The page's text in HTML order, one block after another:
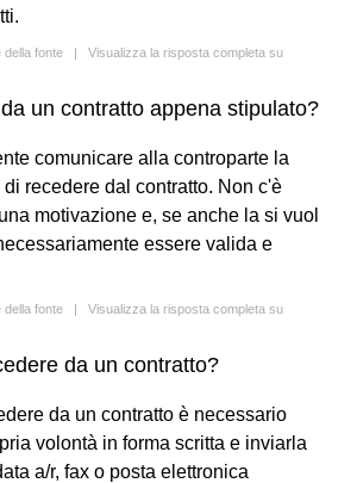
della fonte | Visualizza la risposta completa su
un contratto appena stipulato?
comunicare alla controparte la
recedere dal contratto. Non c'è
motivazione e, se anche la si vuol
essere valida e
della fonte | Visualizza la risposta completa su
da un contratto?
da un contratto è necessario
volontà in forma scritta e inviarla
a/r, fax o posta elettronica